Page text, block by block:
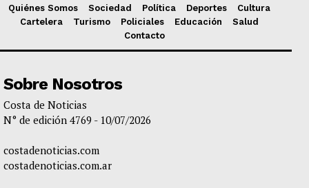
Quiénes Somos Sociedad Política Deportes
Cultura
Cartelera
Turismo Policiales Educación
Salud
Contacto
Sobre Nosotros
Costa de Noticias
N° de edición 4769 - 10/07/2026
costadenoticias.com
costadenoticias.com.ar